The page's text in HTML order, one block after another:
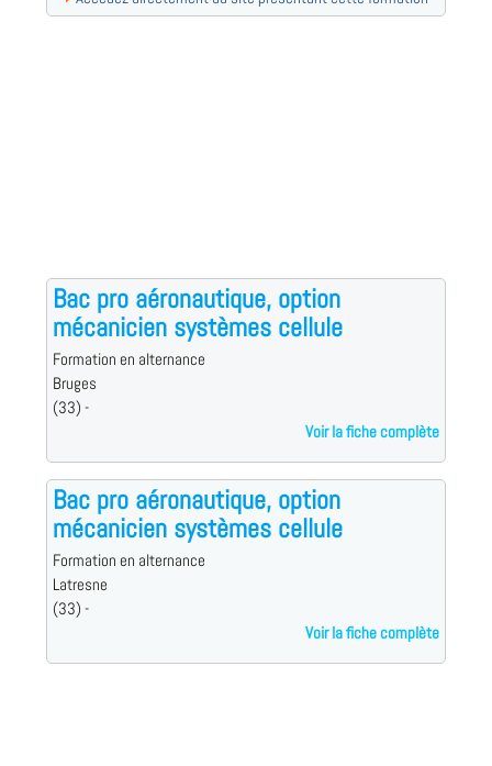
Bac pro aéronautique, option
mécanicien systèmes cellule
Formation en alternance
Bruges
(33) -
Voir la fiche complète
Bac pro aéronautique, option
mécanicien systèmes cellule
Formation en alternance
Latresne
(33) -
Voir la fiche complète